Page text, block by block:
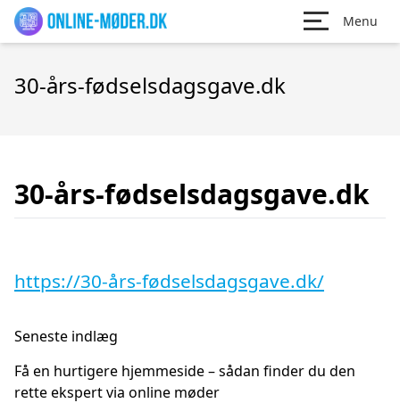
Menu
30-års-fødselsdagsgave.dk
30-års-fødselsdagsgave.dk
https://30-års-fødselsdagsgave.dk/
Seneste indlæg
Få en hurtigere hjemmeside – sådan finder du den
rette ekspert via online møder